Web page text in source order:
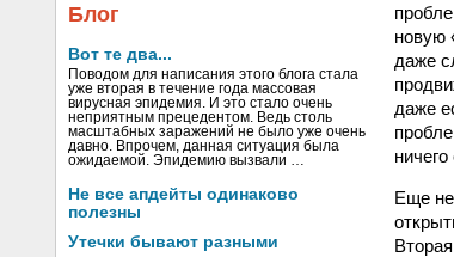
Блог
Вот те два...
Поводом для написания этого блога стала
уже вторая в течение года массовая
вирусная эпидемия. И это стало очень
неприятным прецедентом. Ведь столь
масштабных заражений не было уже очень
давно. Впрочем, данная ситуация была
ожидаемой. Эпидемию вызвали …
Не все апдейты одинаково
полезны
Утечки бывают разными
новую
даже
даже
Еще